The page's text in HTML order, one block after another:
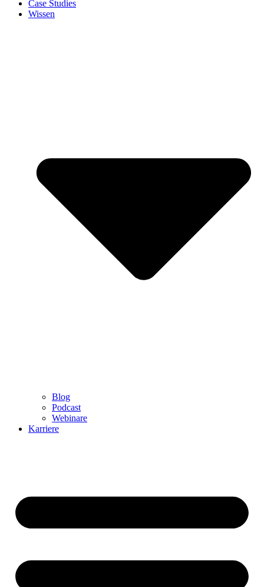
Case Studies
Wissen
Blog
Podcast
Webinare
Karriere